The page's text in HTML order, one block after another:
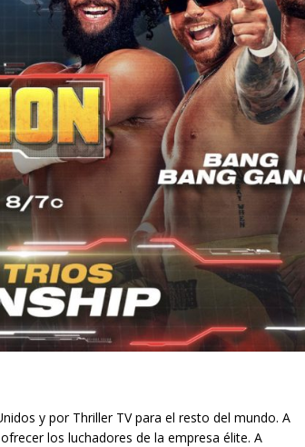
y por Thriller TV para el resto del mundo. A
los luchadores de la empresa élite. A